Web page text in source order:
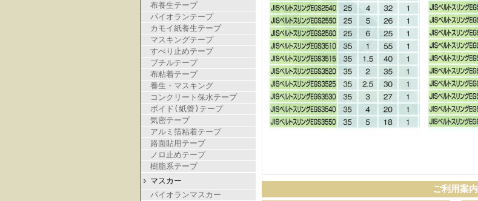
布養生テープ
パイオランテープ
カモイ紙養生テープ
マスキングテープ
すべり止めテープ
ブチルテープ
布粘着テープ
養生・マスキング
コンクリート保水テープ
ボイド(紙管)テープ
気密テープ
アルミ箔粘着テープ
路面貼用テープ
ノロ止めテープ
樹脂系テープ
マスカー
パイオランマスカー
ご利用案内